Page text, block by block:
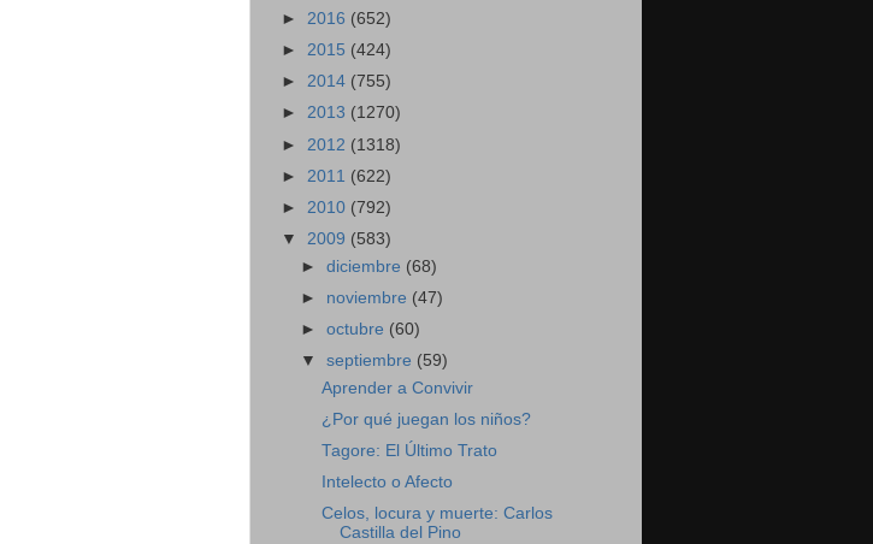
► 2016 (652)
► 2015 (424)
► 2014 (755)
► 2013 (1270)
► 2012 (1318)
► 2011 (622)
► 2010 (792)
▼ 2009 (583)
►diciembre (68)
► noviembre (47)
►octubre (60)
▼septiembre (59)
Aprender a Convivir
¿Por qué juegan los niños?
Tagore: El Último Trato
Intelecto o Afecto
Celos, locura y muerte: Carlos
Castilla del Pino